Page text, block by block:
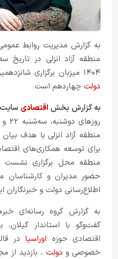
به گزارش مدیریت روابط
۱۴۰۴ میزبان برگزاری شانزدهمین نشست خبری
دولت چهاردهم است.
به گزارش بخش اقتصادی
منطقه آزاد انزلی با هدف
برای توسعه‌ همکاری‌های
منطقه محل برگزاری نشست
حضور مدیران و کارشناسان
اطلاع‌رسانی دولت و
به گزارش گروه رسانه‌ای
گفت‌وگو با استاندار
اقتصادی حوزه‌ اوراسیا در
خصوصی و دولت ، بازدید از